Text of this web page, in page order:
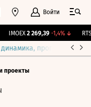
Войти
IMOEX 2 269,39 -1,4%↓ RTSI
прогнозы
проекты